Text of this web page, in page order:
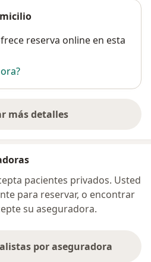
reserva online en esta
más detalles
sobre la dirección
pacientes privados. Usted
para reservar, o encontrar
su aseguradora.
por aseguradora